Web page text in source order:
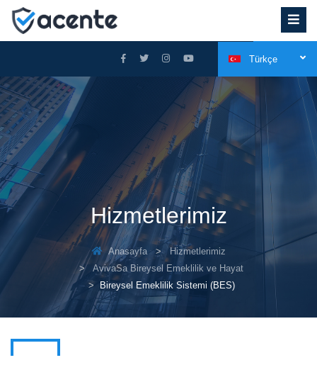
Türkçe
Hizmetlerimiz
Anasayfa
Hizmetlerimiz
AvivaSa Bireysel Emeklilik ve Hayat
Bireysel Emeklilik Sistemi (BES)